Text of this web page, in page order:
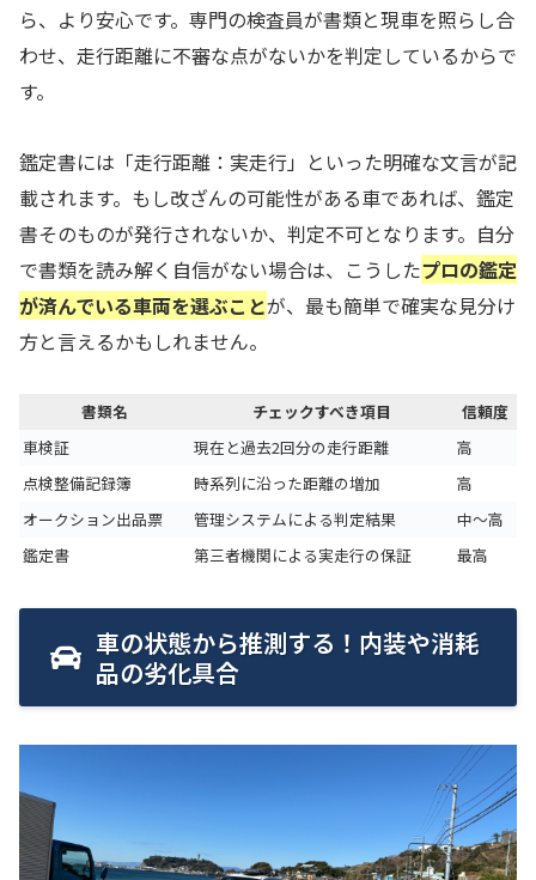
ら、より安心です。専門の検査員が書類と現車を照らし合
わせ、走行距離に不審な点がないかを判定しているからで
す。
鑑定書には「走行距離：実走行」といった明確な文言が記
載されます。もし改ざんの可能性がある車であれば、鑑定
書そのものが発行されないか、判定不可となります。自分
で書類を読み解く自信がない場合は、こうしたプロの鑑定
が済んでいる車両を選ぶことが、最も簡単で確実な見分け
方と言えるかもしれません。
書類名 チェックすべき項目
信頼度
車検証
現在と過去2回分の走行距離
高
点検整備記録簿
時系列に沿った距離の増加
高
オークション出品票
管理システムによる判定結果
中〜高
鑑定書
第三者機関による実走行の保証 最高
車の状態から推測する！内装や消耗
品の劣化具合